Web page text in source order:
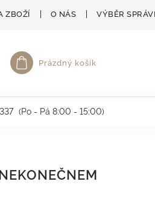
ZBOŽÍ O NÁS VÝBĚR
Nákupní košík
Prázdný košík
(Po - Pá 8:00 - 15:00)